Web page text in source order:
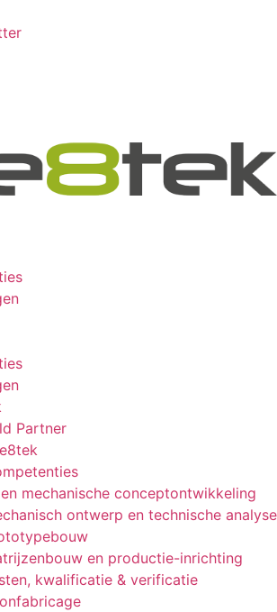
Partner
mechanische conceptontwikkeling
ontwerp en technische analyse
en productie-inrichting
kwalificatie & verificatie